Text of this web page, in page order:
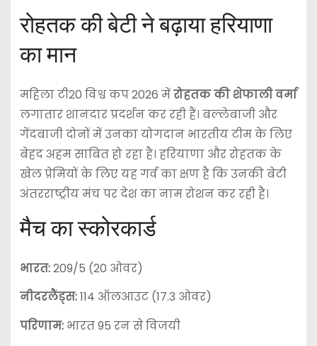
रोहतक की बेटी ने बढ़ाया हरियाणा
का मान
महिला टी20 विश्व कप 2026 मेंरोहतक की शेफाली वर्मा
लगातार शानदार प्रदर्शन कर रही हैं। बल्लेबाजी और
गेंदबाजी दोनों में उनका योगदान भारतीय टीम के लिए
बेहद अहम साबित हो रहा है। हरियाणा और रोहतक के
खेल प्रेमियों के लिए यह गर्व का क्षण है कि उनकी बेटी
अंतरराष्ट्रीय मंच पर देश का नाम रोशन कर रही है।
मैच का स्कोरकार्ड
भारत:209/5 (20 ओवर)
नीदरलैंड्स:114 ऑलआउट (17.3 ओवर)
परिणाम:भारत 95 रन से विजयी